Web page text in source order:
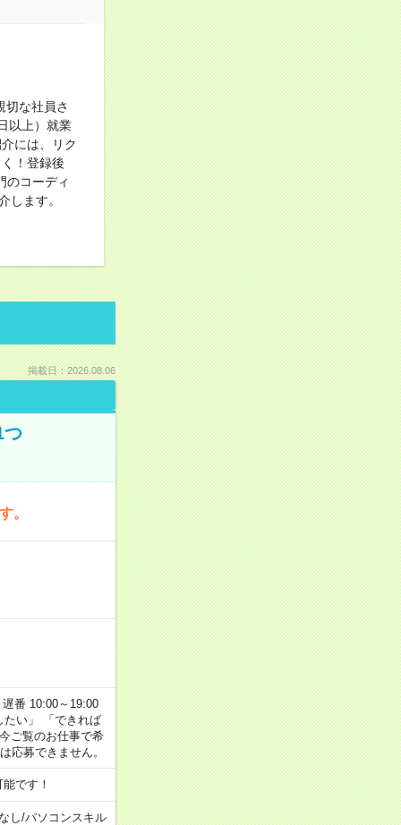
な社員さ
以上）就業
には、リク
！登録後
のコーディ
します。
掲載日：2026.08.06
つ
。
番 10:00～19:00
たい」 「できれば
ご覧のお仕事で希
応募できません。
です！
し/パソコンスキル